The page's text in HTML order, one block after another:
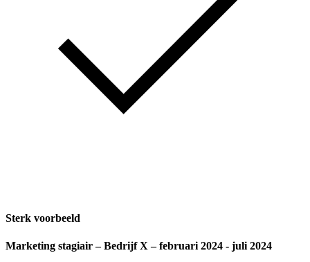
Sterk voorbeeld
Marketing stagiair– Bedrijf X – februari 2024 - juli 2024